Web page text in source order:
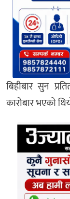
बिहीबार सुन
कारोबार भएको